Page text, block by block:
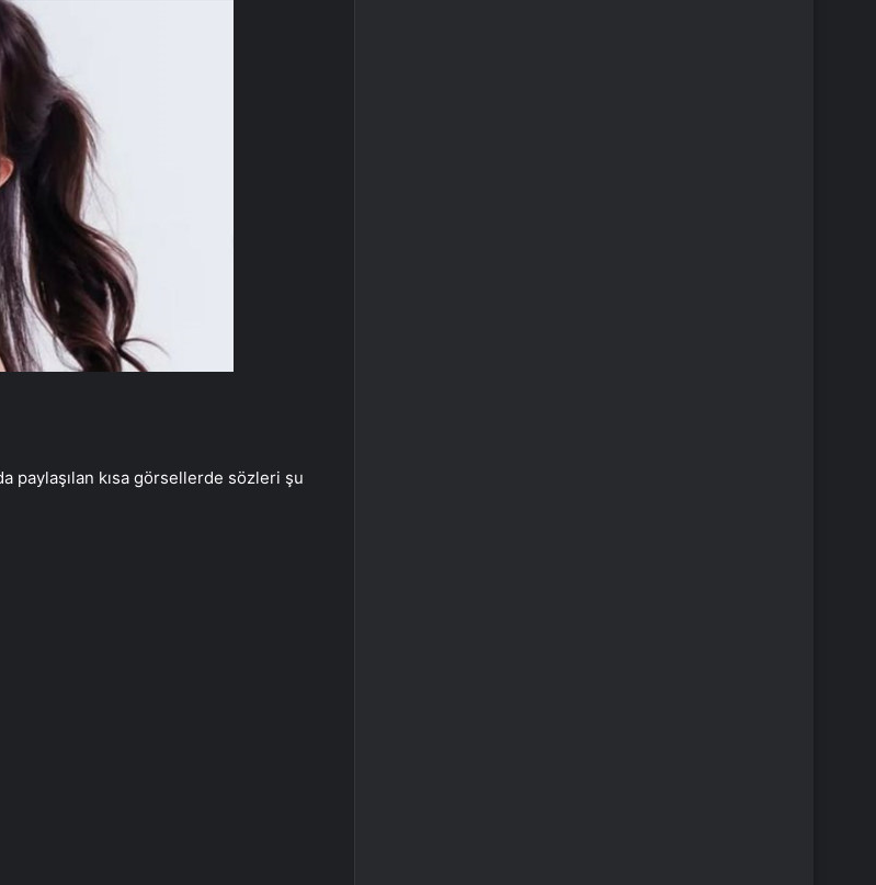
paylaşılan kısa görsellerde sözleri şu